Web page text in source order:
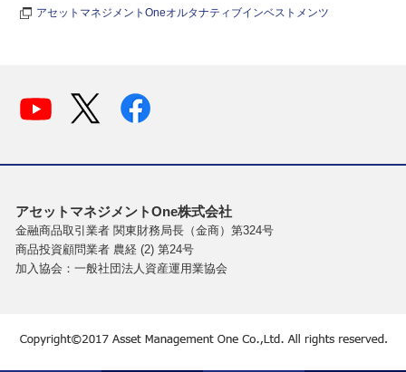
アセットマネジメントOneオルタナティブインベストメンツ
アセットマネジメントOne株式会社
金融商品取引業者 関東財務局長（金商）第324号
商品投資顧問業者 農経 (2) 第24号
加入協会：一般社団法人資産運用業協会